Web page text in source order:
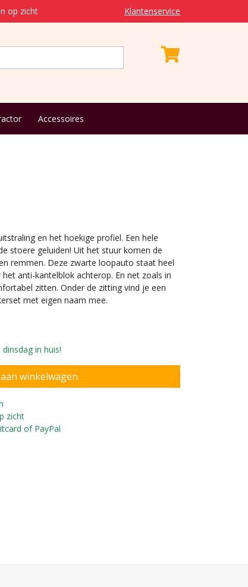
op zicht Klantenservice
Accessoires
en het hoekige profiel. Een hele
stoere geluiden! Uit het stuur komen de
remmen. Deze zwarte loopauto staat heel
anti-kantelblok achterop. En net zoals in
zitten. Onder de zitting vind je een
met eigen naam mee.
in huis!
zicht
of PayPal